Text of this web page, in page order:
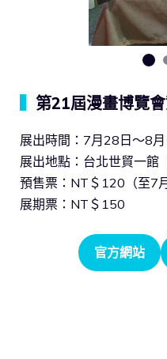
第21屆漫畫博覽
展出時間：7月28日～8
展出地點：台北世貿一館
預售票：NT＄120（至7
展期票：NT＄150
官方網站